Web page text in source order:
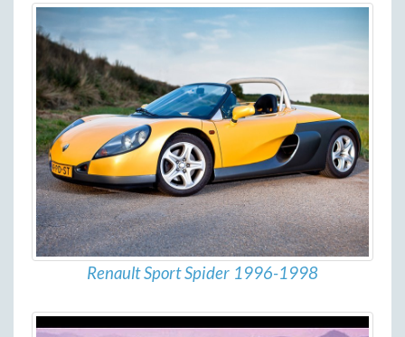
Renault Sport Spider 1996-1998